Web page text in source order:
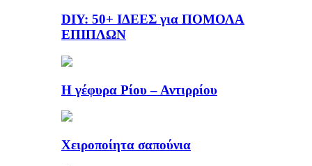
DIY: 50+ ΙΔΕΕΣ για ΠΟΜΟΛΑ
ΕΠΙΠΛΩΝ
Η γέφυρα Ρίου – Αντιρρίου
Χειροποίητα σαπούνια